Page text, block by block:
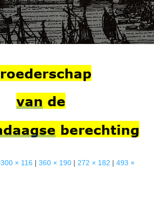
E
300 × 116 | 360 × 190 | 272 × 182 | 493 ×